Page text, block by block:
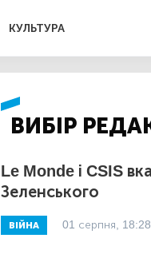
КУЛЬТУРА
ВИБІР
Le Monde і CSIS
Зеленського
ВІЙНА 01 серпня, 18:28